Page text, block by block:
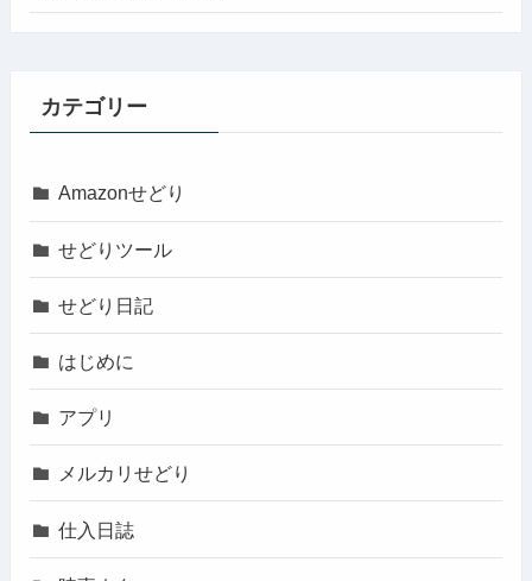
カテゴリー
Amazonせどり
せどりツール
せどり日記
はじめに
アプリ
メルカリせどり
仕入日誌